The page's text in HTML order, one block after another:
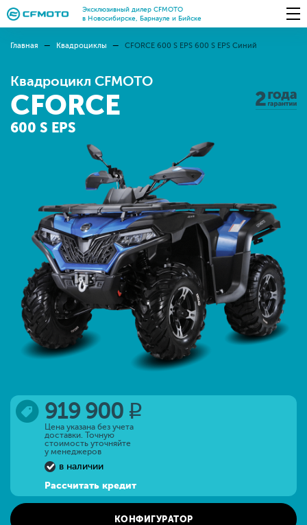
Эксклюзивный дилер CFMOTO
в Новосибирске, Барнауле и Бийске
Главная Квадроциклы СFORCE 600 S EPS 600 S EPS Синий
Квадроцикл CFMOTO
CFORCE
600 S EPS
919 900 q
Цена указана без учета
доставки. Точную
стоимость уточняйте
у менеджеров
в наличии
Рассчитать кредит
КОНФИГУРАТОР